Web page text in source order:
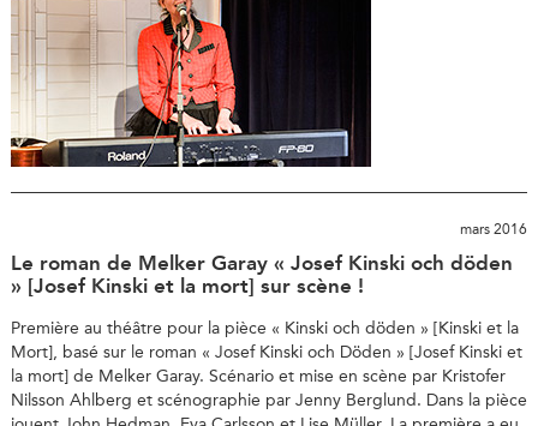
mars 2016
Le roman de Melker Garay « Josef Kinski och döden
» [Josef Kinski et la mort] sur scène !
Première au théâtre pour la pièce « Kinski och döden » [Kinski et la
Mort], basé sur le roman « Josef Kinski och Döden » [Josef Kinski et
la mort] de Melker Garay. Scénario et mise en scène par Kristofer
Nilsson Ahlberg et scénographie par Jenny Berglund. Dans la pièce